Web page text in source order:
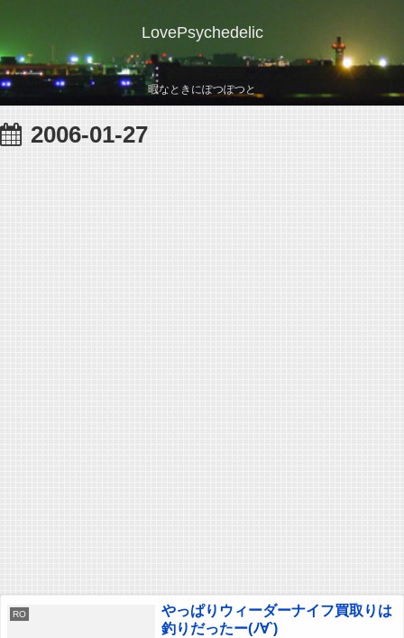
LovePsychedelic
暇なときにぽつぽつと
2006-01-27
RO
やっぱりウィーダーナイフ買取りは
釣りだったー(ﾉ∀`)